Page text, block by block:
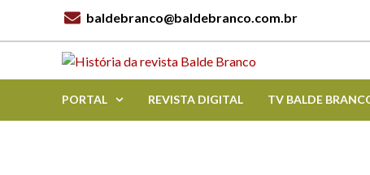
baldebranco@baldebranco.com.br
PORTAL REVISTA DIGITAL TV BALDE